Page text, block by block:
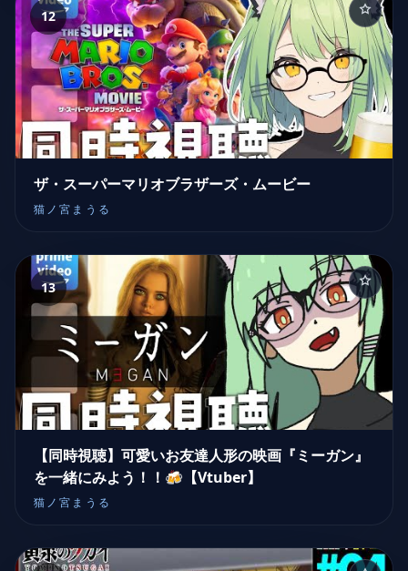
12
ザ・スーパーマリオブラザーズ・ムービー
猫ノ宮まうる
13
【同時視聴】可愛いお友達人形の映画『ミーガン』
を一緒にみよう！！🍻【Vtuber】
猫ノ宮まうる